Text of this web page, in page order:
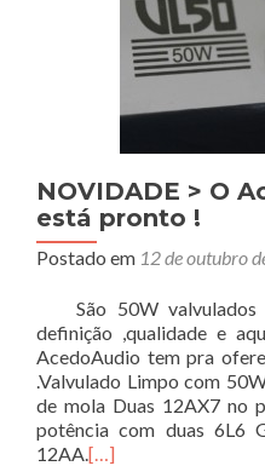
NOVIDADE > O
está pronto !
Postado em 12 de outubro
São 50W valvulados
definição ,qualidade e
AcedoAudio tem pra
.Valvulado Limpo com
de mola Duas 12AX7 no
potência com duas 6L6
12AA.[…]